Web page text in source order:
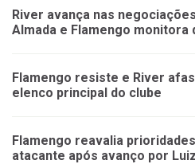
River avança nas
Almada e Flamengo monitora
Flamengo resiste e River
elenco principal do clube
Flamengo reavalia
atacante após avanço por